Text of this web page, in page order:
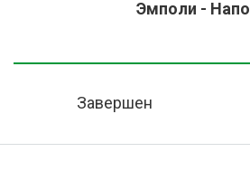
Эмполи -
Завершен